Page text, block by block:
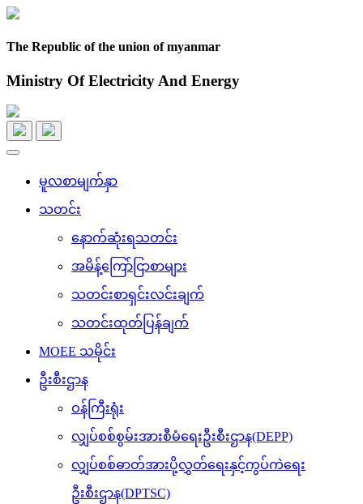
The Republic of the union of myanmar
Ministry Of Electricity And Energy
Toggle
မူလစာမျက်နှာ
သတင်း
နောက်ဆုံးရသတင်း
အမိန့်ကြော်ငြာစာများ
သတင်းစာရှင်းလင်းချက်
သတင်းထုတ်ပြန်ချက်
MOEE သမိုင်း
ဦးစီးဌာန
ဝန်ကြီးရုံး
လျှပ်စစ်စွမ်းအားစီမံရေးဦးစီးဌာန(DEPP)
လျှပ်စစ်ဓာတ်အားပို့လွှတ်ရေးနှင့်ကွပ်ကဲရေး
ဦးစီးဌာန(DPTSC)